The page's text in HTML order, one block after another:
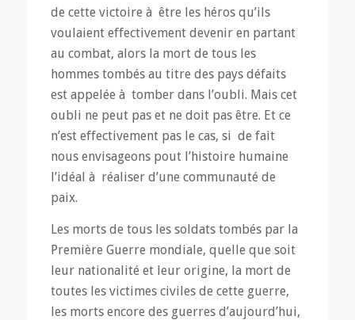
de cette victoire à être les héros qu’ils
voulaient effectivement devenir en partant
au combat, alors la mort de tous les
hommes tombés au titre des pays défaits
est appelée à tomber dans l’oubli. Mais cet
oubli ne peut pas et ne doit pas être. Et ce
n’est effectivement pas le cas, si de fait
nous envisageons pout l’histoire humaine
l’idéal à réaliser d’une communauté de
paix.
Les morts de tous les soldats tombés par la
Première Guerre mondiale, quelle que soit
leur nationalité et leur origine, la mort de
toutes les victimes civiles de cette guerre,
les morts encore des guerres d’aujourd’hui,